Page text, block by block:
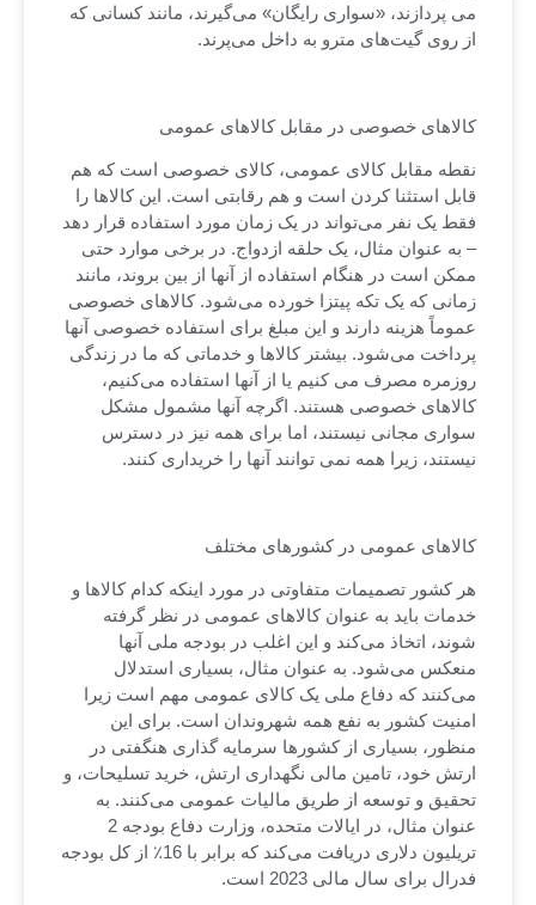
می پردازند، «سواری رایگان» می‌گیرند، مانند کسانی که
از روی گیت‌های مترو به داخل می‌پرند.
کالاهای خصوصی در مقابل کالاهای عمومی
نقطه مقابل کالای عمومی، کالای خصوصی است که هم
قابل استثنا کردن است و هم رقابتی است. این کالاها را
فقط یک نفر می‌تواند در یک زمان مورد استفاده قرار دهد
– به عنوان مثال، یک حلقه ازدواج. در برخی موارد حتی
ممکن است در هنگام استفاده از آنها از بین بروند، مانند
زمانی که یک تکه پیتزا خورده می‌شود. کالاهای خصوصی
عموماً هزینه دارند و این مبلغ برای استفاده خصوصی آنها
پرداخت می‌شود. بیشتر کالاها و خدماتی که ما در زندگی
روزمره مصرف می کنیم یا از آنها استفاده می‌کنیم،
کالاهای خصوصی هستند. اگرچه آنها مشمول مشکل
سواری مجانی نیستند، اما برای همه نیز در دسترس
نیستند، زیرا همه نمی توانند آنها را خریداری کنند.
کالاهای عمومی در کشورهای مختلف
هر کشور تصمیمات متفاوتی در مورد اینکه کدام کالاها و
خدمات باید به عنوان کالاهای عمومی در نظر گرفته
شوند، اتخاذ می‌کند و این اغلب در بودجه ملی آنها
منعکس می‌شود. به عنوان مثال، بسیاری استدلال
می‌کنند که دفاع ملی یک کالای عمومی مهم است زیرا
امنیت کشور به نفع همه شهروندان است. برای این
منظور، بسیاری از کشورها سرمایه گذاری هنگفتی در
ارتش خود، تامین مالی نگهداری ارتش، خرید تسلیحات، و
تحقیق و توسعه از طریق مالیات عمومی می‌کنند. به
عنوان مثال، در ایالات متحده، وزارت دفاع بودجه 2
تریلیون دلاری دریافت می‌کند که برابر با 16٪ از کل بودجه
فدرال برای سال مالی 2023 است.